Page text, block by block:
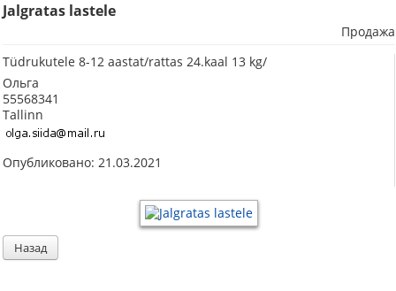
Jalgratas lastele
Продажа
Tüdrukutele 8-12 aastat/rattas 24.kaal 13 kg/
Ольга
55568341
Tallinn
Опубликовано: 21.03.2021
Назад